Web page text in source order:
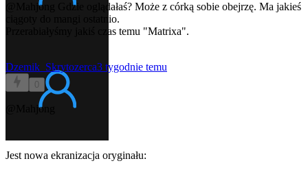
@Mahjong
Gdzie oglądałaś? Może z córką sobie obejrzę. Ma jakieś
ciągoty do mangi ostatnio.
Przerabiałyśmy jakiś czas temu "Matrixa".
Dzemik_Skrytozerca3 tygodnie temu
0
@Mahjong
Jest nowa ekranizacja oryginału: